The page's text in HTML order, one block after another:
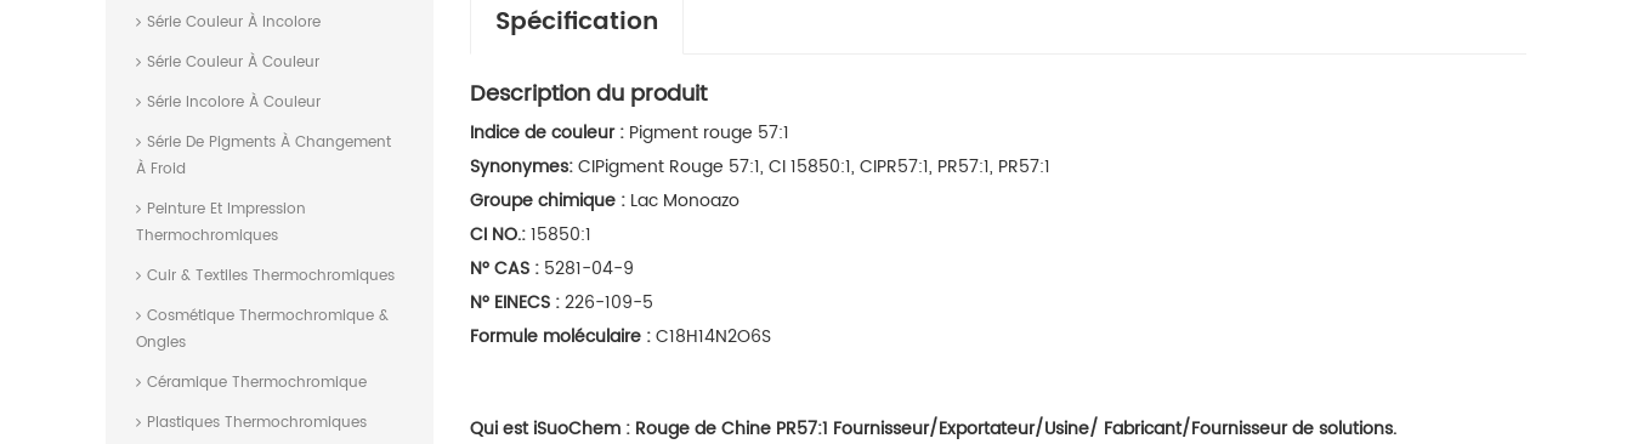
Spécification
Description du produit
Indice de couleur : Pigment rouge 57:1
Synonymes:CIPigment Rouge 57:1, CI 15850:1, CIPR57:1, PR57:1, PR57:1
Groupe chimique : Lac Monoazo
CI NO.:15850:1
N° CAS : 5281-04-9
N° EINECS :226-109-5
Formule moléculaire :C18H14N2O6S
Qui est iSuoChem : Rouge de Chine PR57:1 Fournisseur/Exportateur/Usine/ Fabricant/Fournisseur de solutions.
Série Couleur À Incolore
Série Couleur À Couleur
Série Incolore À Couleur
Série De Pigments À Changement
À Froid
Peinture Et Impression
Thermochromiques
Cuir & Textiles Thermochromiques
Cosmétique Thermochromique &
Ongles
Céramique Thermochromique
Plastiques Thermochromiques